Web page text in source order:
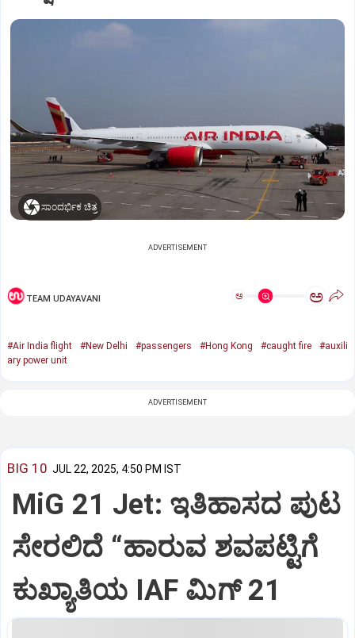
ಸಾಂದರ್ಭಿಕ ಚಿತ್ರ
ADVERTISEMENT
TEAM UDAYAVANI ಅ ಅ
#Air India flight #New Delhi #passengers #Hong Kong #caught fire
#auxili
ary power unit
ADVERTISEMENT
BIG 10 JUL 22, 2025, 4:50 PM IST
MiG 21 Jet: ಇತಿಹಾಸದ ಪುಟ
ಸೇರಲಿದೆ “ಹಾರುವ ಶವಪಟ್ಟಿಗೆ
ಕುಖ್ಯಾತಿಯ IAF ಮಿಗ್‌ 21